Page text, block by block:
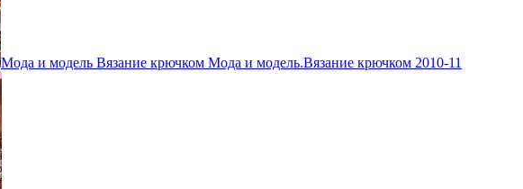
Мода и модель Вязание крючком Мода и модель.Вязание крючком 2010-11